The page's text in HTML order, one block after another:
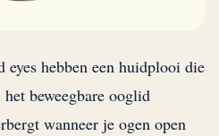
eyes hebben een huidplooi die
beweegbare ooglid
wanneer je ogen open